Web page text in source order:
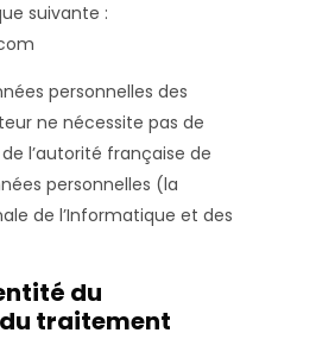
suivante :
personnelles des
ne nécessite pas de
l’autorité française de
personnelles (la
de l’Informatique et des
du
traitement